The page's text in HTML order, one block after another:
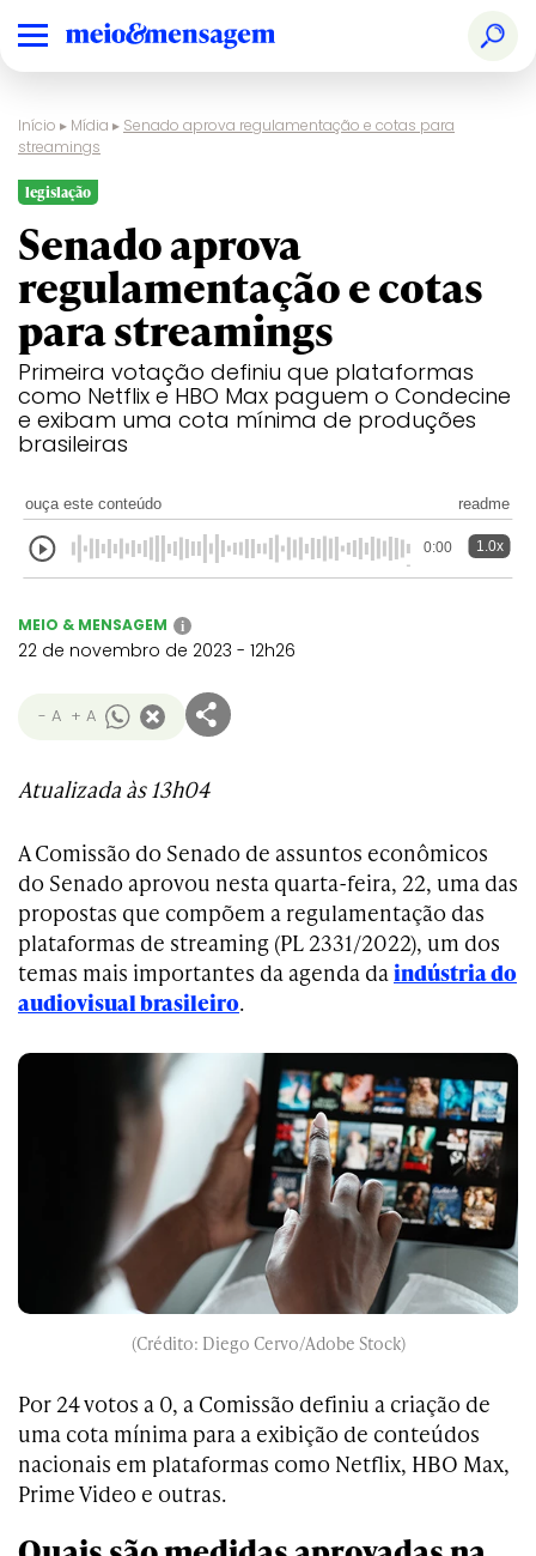
Início ▸ Mídia ▸ Senado aprova regulamentação e cotas para
streamings
legislação
Senado aprova
regulamentação e cotas
para streamings
Primeira votação definiu que plataformas
como Netflix e HBO Max paguem o Condecine
e exibam uma cota mínima de produções
brasileiras
ouça este conteúdo readme
0:00 1.0x
MEIO & MENSAGEM i
22 de novembro de 2023 - 12h26
- A + A
Atualizada às 13h04
A Comissão do Senado de assuntos econômicos
do Senado aprovou nesta quarta-feira, 22, uma das
propostas que compõem a regulamentação das
plataformas de streaming (PL 2331/2022), um dos
temas mais importantes da agenda daindústria do
audiovisual brasileiro.
(Crédito: Diego Cervo/Adobe Stock)
Por 24 votos a 0, a Comissão definiu a criação de
uma cota mínima para a exibição de conteúdos
nacionais em plataformas como Netflix, HBO Max,
Prime Video e outras.